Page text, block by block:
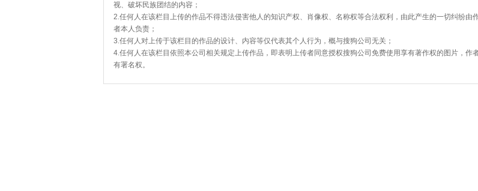
视、破坏民族团结的内容；
2.任何人在该栏目上传的作品不得违法侵害他人的知识产权、肖像权、名称权等合法权利，由此产生的一切纠纷由
者本人负责；
3.任何人对上传于该栏目的作品的设计、内容等仅代表其个人行为，概与搜狗公司无关；
4.任何人在该栏目依照本公司相关规定上传作品，即表明上传者同意授权搜狗公司免费使用享有著作权的图片，作
有署名权。